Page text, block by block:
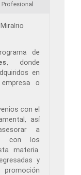
de
, donde
en
o
con el
así
a
con los
materia.
y
promoción